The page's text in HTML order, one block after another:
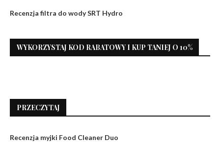
Recenzja filtra do wody SRT Hydro
WYKORZYSTAJ KOD RABATOWY I KUP TANIEJ O 10%
PRZECZYTAJ
Recenzja myjki Food Cleaner Duo